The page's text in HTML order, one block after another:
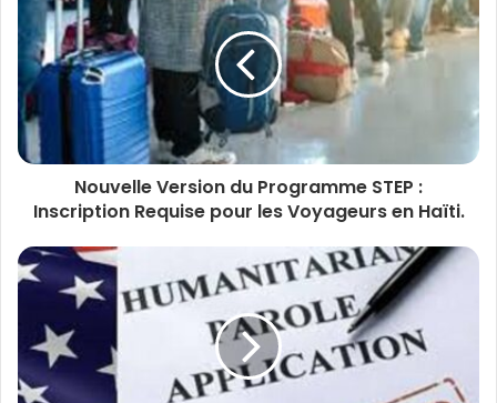
Nouvelle Version du Programme STEP :
Inscription Requise pour les Voyageurs en Haïti.